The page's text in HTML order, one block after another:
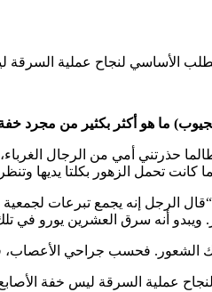
الأساسي لنجاح عملية السرقة
ما هو أكثر بكثير من مجرد خفة
حذرتني أمي من الرجال
الرجل إنه يجمع تبرعات لجمعية
أنه سرق العشرين يورو في تلك
الشعور. فحسب جراحي الأعصاب،
عملية السرقة ليس خفة